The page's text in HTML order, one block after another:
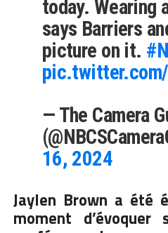
today. Wearing
says Barriers
picture on it.
— The Camera
16, 2024
Jaylen Brown a été
moment